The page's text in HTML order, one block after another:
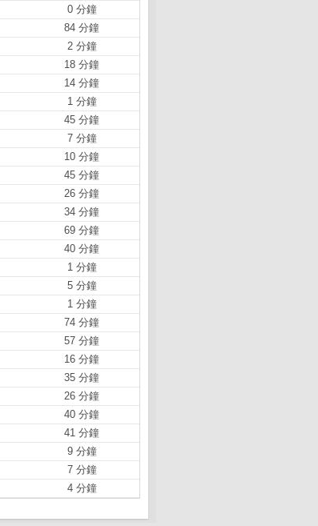
0 分鐘
84 分鐘
2 分鐘
18 分鐘
14 分鐘
1 分鐘
45 分鐘
7 分鐘
10 分鐘
45 分鐘
26 分鐘
34 分鐘
69 分鐘
40 分鐘
1 分鐘
5 分鐘
1 分鐘
74 分鐘
57 分鐘
16 分鐘
35 分鐘
26 分鐘
40 分鐘
41 分鐘
9 分鐘
7 分鐘
4 分鐘